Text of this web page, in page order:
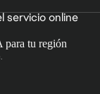
servicio online
para tu región